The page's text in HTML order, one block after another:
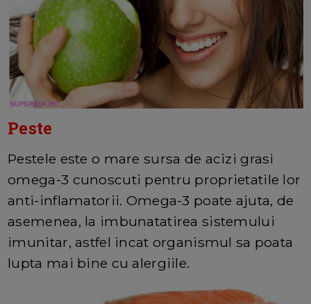
Peste
Pestele este o mare sursa de acizi grasi
omega-3 cunoscuti pentru proprietatile lor
anti-inflamatorii. Omega-3 poate ajuta, de
asemenea, la imbunatatirea sistemului
imunitar, astfel incat organismul sa poata
lupta mai bine cu alergiile.